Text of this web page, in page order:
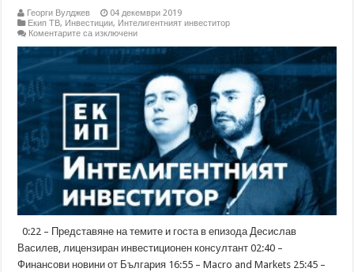
Георги Вулджев
04 декември 2019
Екип ТВ, Инвестиции, Интелигентният инвеститор
Коментарите са изключениза
Предкризисно
инвестиране
с
Десислав
Василев
0:22 – Представяне на темите и госта в епизода Десислав
Василев, лицензиран инвестиционен консултант 02:40 –
Финансови новини от България 16:55 – Macro and Markets 25:45 –